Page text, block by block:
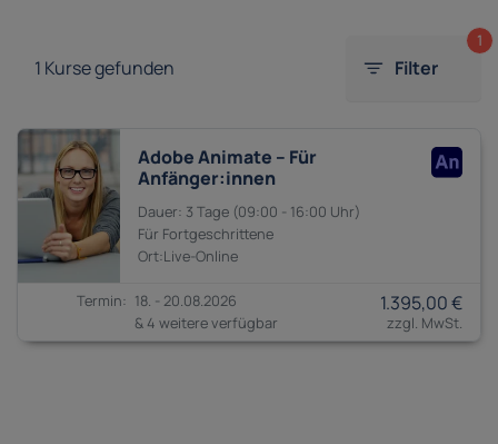
1 Kurse gefunden Filter
1
Adobe Animate – Für
Anfänger:innen
3 Tage 09:00 - 16:00
Fortgeschrittene
18. - 20.08.2026
& 4 weitere verfügbar
1.395,00 €